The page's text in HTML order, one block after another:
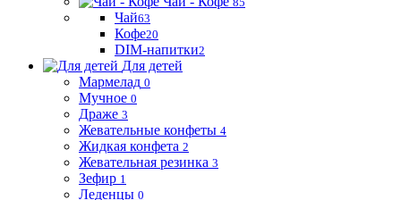
Чай63
Кофе20
DIM-напитки2
Для детей
Мармелад 0
Мучное 0
Драже 3
Жевательные конфеты 4
Жидкая конфета 2
Жевательная резинка 3
Зефир 1
Леденцы 0